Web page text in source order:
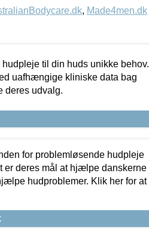
, Made4men.dk
til din huds unikke behov.
uafhængige kliniske data bag
deres udvalg.
for problemløsende hudpleje
er deres mål at hjælpe danskerne
hudproblemer. Klik her for at